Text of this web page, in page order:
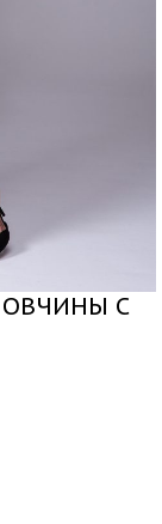
ОВЧИНЫ С